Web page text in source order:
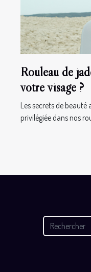
Rouleau de
votre visage ?
Les secrets de
privilégiée dans nos